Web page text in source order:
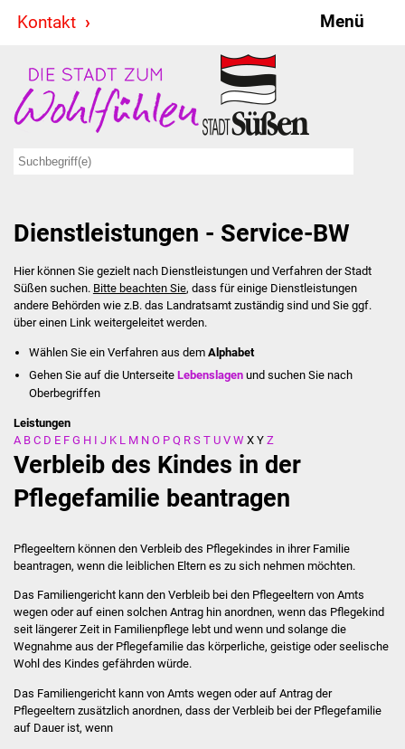
Kontakt Menü
Stadt & Politik
Bürgermeister
Ausschüsse
Ratsinformationssystem
Jugendbeirat
Summerrockfestival
Stadtverwaltung
Ansprechpartner
Stellenangebote
Kontakt
Veröffentlichungen
Ortsrecht
Dienstleistungen - Service-BW
Hier können Sie gezielt nach Dienstleistungen und Verfahren der Stadt
Süßen suchen. Bitte beachten Sie, dass für einige Dienstleistungen
andere Behörden wie z.B. das Landratsamt zuständig sind und Sie ggf.
über einen Link weitergeleitet werden.
Wählen Sie ein Verfahren aus dem Alphabet
Gehen Sie auf die UnterseiteLebenslagen und suchen Sie nach
Oberbegriffen
Leistungen
A B C D E F G H I J K L M N O P Q R S T U V W X Y Z
Verbleib des Kindes in der
Pflegefamilie beantragen
Pflegeeltern können den Verbleib des Pflegekindes in ihrer Familie
beantragen, wenn die leiblichen Eltern es zu sich nehmen möchten.
Das Familiengericht kann den Verbleib bei den Pflegeeltern von Amts
wegen oder auf einen solchen Antrag hin anordnen, wenn das Pflegekind
seit längerer Zeit in Familienpflege lebt und wenn und solange die
Wegnahme aus der Pflegefamilie das körperliche, geistige oder seelische
Wohl des Kindes gefährden würde.
Das Familiengericht kann von Amts wegen oder auf Antrag der
Pflegeeltern zusätzlich anordnen, dass der Verbleib bei der Pflegefamilie
auf Dauer ist, wenn